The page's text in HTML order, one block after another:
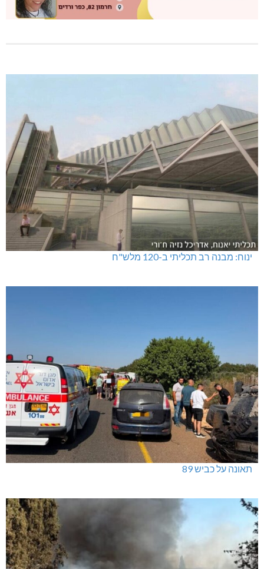
ינוח: מבנה רב תכליתי ב-120 מלש"ח
תאונה על כביש 89